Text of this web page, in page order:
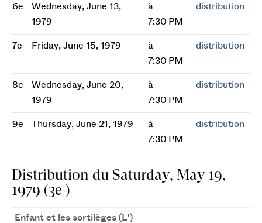
6e
Wednesday, June 13,
1979
à
7:30 PM
distribution
7e Friday, June 15, 1979
à
7:30 PM
distribution
8e
Wednesday, June 20,
1979
à
7:30 PM
distribution
9e Thursday, June 21, 1979
à
7:30 PM
distribution
Distribution du Saturday, May 19,
1979 (3e )
Enfant et les sortilèges (L')